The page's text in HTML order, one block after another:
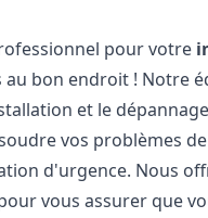
pour votre
au bon endroit ! Notre
et le
vos problèmes
d'urgence. Nous
vous assurer que